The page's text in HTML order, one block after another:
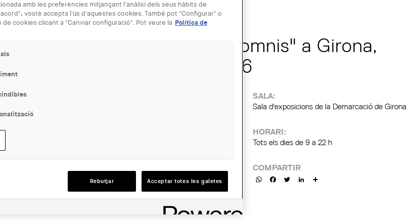
07 MAI - 15 MAI
Exposició "Atrapasomnis" a Girona,
Temps de flors 2016
SALA:
Sala d'exposicions de la Demarcació de Girona
HORARI:
Tots els dies de 9 a 22 h
COMPARTIR
WhatsAppFacebookTwitterLinkedIn
amb les preferències mitjançant l'anàlisi dels seus hàbits de
vostè accepta l'ús d'aquestes cookies. També pot "Configurar" o
de cookies clicant a "Canviar configuració". Pot veure la Política de
Rebutjar Acceptar totes les galetes